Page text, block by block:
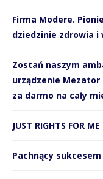
Firma Modere.
dziedzinie zdrowia i
Zostań naszym
urządzenie Mezator
za darmo na cały
JUST RIGHTS FOR
Pachnący